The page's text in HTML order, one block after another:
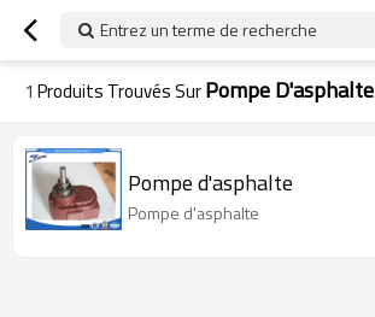
Entrez un terme de recherche
1 Produits Trouvés SurPompe D'asphalte
Pompe d'asphalte
Pompe d'asphalte